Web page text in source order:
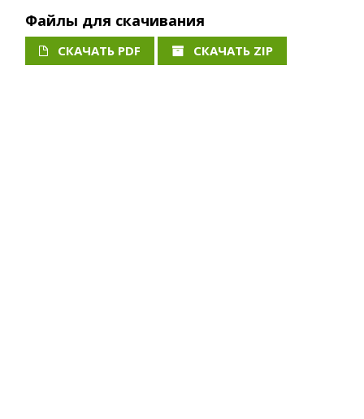
Файлы для скачивания
СКАЧАТЬ PDF СКАЧАТЬ ZIP